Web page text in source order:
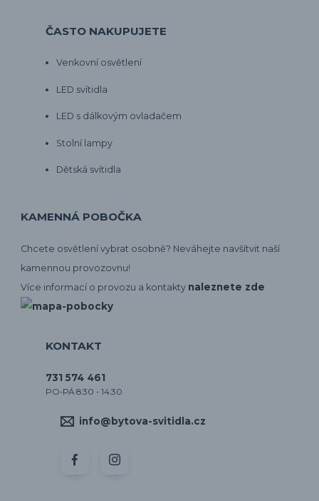
ČASTO NAKUPUJETE
Venkovní osvětlení
LED svítidla
LED s dálkovým ovladačem
Stolní lampy
Dětská svítidla
KAMENNÁ POBOČKA
Chcete osvětlení vybrat osobně? Neváhejte navšítvit naší
kamennou provozovnu!
Více informací o provozu a kontakty naleznete zde
KONTAKT
731 574 461
PO-PÁ 8:30 - 14:30
info@bytova-svitidla.cz